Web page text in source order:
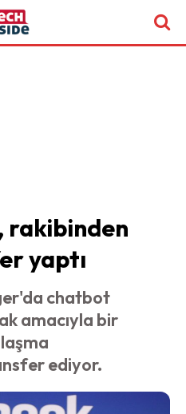
rakibinden
yaptı
chatbot
amacıyla bir
ediyor.